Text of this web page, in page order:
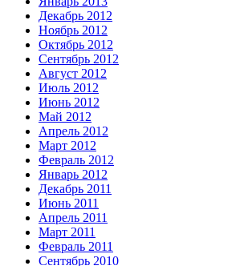
Декабрь 2012
Ноябрь 2012
Октябрь 2012
Сентябрь 2012
Август 2012
Июль 2012
Июнь 2012
Май 2012
Апрель 2012
Март 2012
Февраль 2012
Январь 2012
Декабрь 2011
Июнь 2011
Апрель 2011
Март 2011
Февраль 2011
Сентябрь 2010